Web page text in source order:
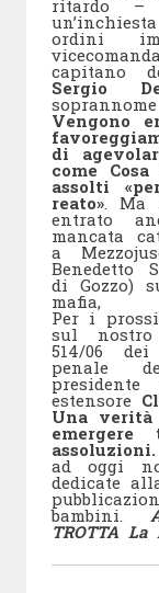
ritardo –
ordini
capitano
Sergio
Vengono
di
come
assolti
reato». Ma
entrato
mancata
a
Benedetto
di Gozzo)
mafia,
Per i
sul
514/06
penale
presidente
estensore
Una
assoluzioni.
ad oggi
dedicate
bambini.
TROTTA La